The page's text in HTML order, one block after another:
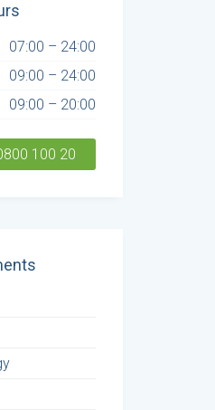
07:00 – 24:00
09:00 – 24:00
09:00 – 20:00
100 20